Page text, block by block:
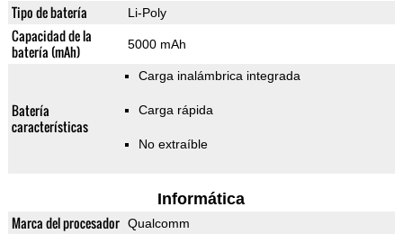
Tipo de batería Li-Poly
Capacidad de la
batería (mAh)
5000 mAh
Batería
características
Carga inalámbrica integrada
Carga rápida
No extraíble
Informática
Marca del procesador Qualcomm